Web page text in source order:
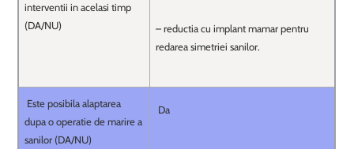
interventii in acelasi timp
(DA/NU)
– reductia cu implant mamar pentru
redarea simetriei sanilor.
Este posibila alaptarea
dupa o operatie de marire a
sanilor (DA/NU)
Da